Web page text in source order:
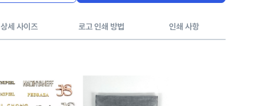
상세 사이즈 로고 인쇄 방법 인쇄 사항